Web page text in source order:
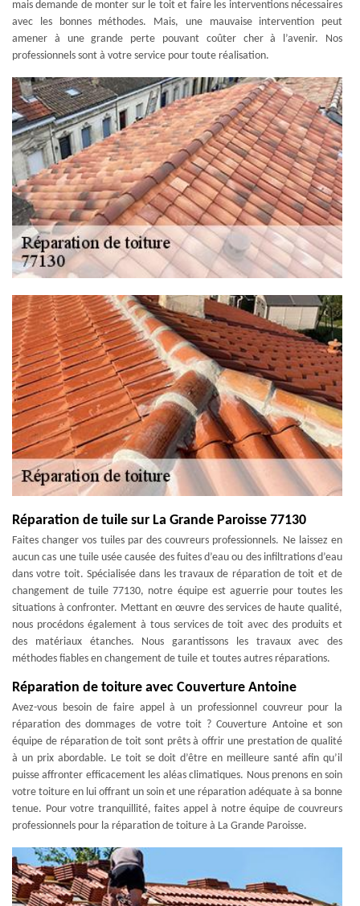
mais demande de monter sur le toit et faire les interventions nécessaires
avec les bonnes méthodes. Mais, une mauvaise intervention peut
amener à une grande perte pouvant coûter cher à l’avenir. Nos
professionnels sont à votre service pour toute réalisation.
Réparation de tuile sur La Grande Paroisse 77130
Faites changer vos tuiles par des couvreurs professionnels. Ne laissez en
aucun cas une tuile usée causée des fuites d’eau ou des infiltrations d’eau
dans votre toit. Spécialisée dans les travaux de réparation de toit et de
changement de tuile 77130, notre équipe est aguerrie pour toutes les
situations à confronter. Mettant en œuvre des services de haute qualité,
nous procédons également à tous services de toit avec des produits et
des matériaux étanches. Nous garantissons les travaux avec des
méthodes fiables en changement de tuile et toutes autres réparations.
Réparation de toiture avec Couverture Antoine
Avez-vous besoin de faire appel à un professionnel couvreur pour la
réparation des dommages de votre toit ? Couverture Antoine et son
équipe de réparation de toit sont prêts à offrir une prestation de qualité
à un prix abordable. Le toit se doit d’être en meilleure santé afin qu’il
puisse affronter efficacement les aléas climatiques. Nous prenons en soin
votre toiture en lui offrant un soin et une réparation adéquate à sa bonne
tenue. Pour votre tranquillité, faites appel à notre équipe de couvreurs
professionnels pour la réparation de toiture à La Grande Paroisse.